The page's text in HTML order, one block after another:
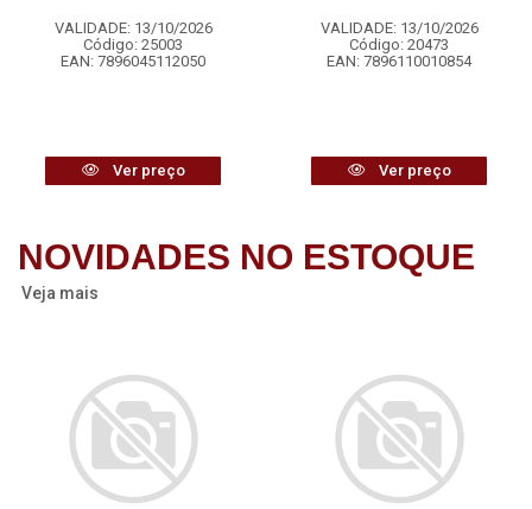
VALIDADE: 13/10/2026
Código: 25003
EAN: 7896045112050
Ver preço
VALIDADE: 13/10/2026
Código: 20473
EAN: 7896110010854
Ver preço
NOVIDADES NO ESTOQUE
Veja mais